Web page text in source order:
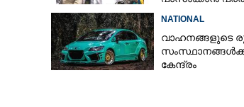
NATIONAL
വാഹനങ്ങളുടെ
കേന്ദ്രം